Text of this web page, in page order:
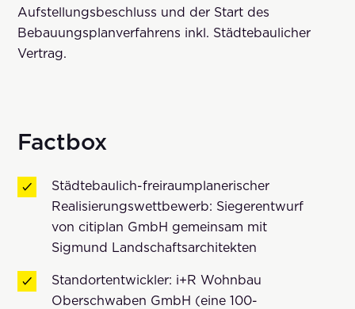
Aufstellungsbeschluss und der Start des
Bebauungsplanverfahrens inkl. Städtebaulicher
Vertrag.
Factbox
Städtebaulich-freiraumplanerischer
Realisierungswettbewerb: Siegerentwurf
von citiplan GmbH gemeinsam mit
Sigmund Landschaftsarchitekten
Standortentwickler: i+R Wohnbau
Oberschwaben GmbH (eine 100-